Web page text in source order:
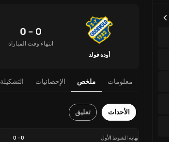
أوده فولد
0 - 0
انتهاء وقت المباراة
معلومات ملخص الإحصائيات التشكيلة
الأحداث تعليق
نهاية الشوط الأول 0
-
0